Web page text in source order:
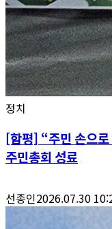
정치
[함평] “주민 손으
주민총회 성료
선종인2026.07.30